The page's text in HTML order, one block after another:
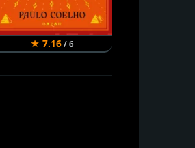
★ 7.16 / 6